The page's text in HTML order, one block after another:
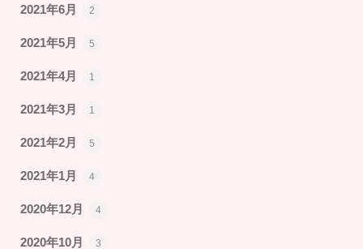
2021年6月 2
2021年5月 5
2021年4月 1
2021年3月 1
2021年2月 5
2021年1月 4
2020年12月 4
2020年10月 3